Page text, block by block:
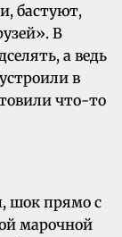
бастуют,
В
а ведь
в
что-то
шок прямо с
марочной